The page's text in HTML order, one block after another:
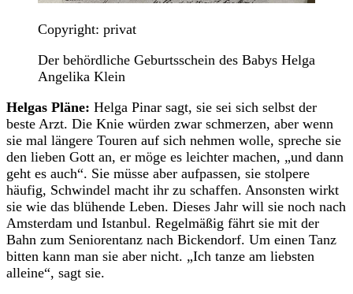
Copyright: privat
Der behördliche Geburtsschein des Babys Helga
Angelika Klein
Helgas Pläne: Helga Pinar sagt, sie sei sich selbst der
beste Arzt. Die Knie würden zwar schmerzen, aber wenn
sie mal längere Touren auf sich nehmen wolle, spreche sie
den lieben Gott an, er möge es leichter machen, „und dann
geht es auch“. Sie müsse aber aufpassen, sie stolpere
häufig, Schwindel macht ihr zu schaffen. Ansonsten wirkt
sie wie das blühende Leben. Dieses Jahr will sie noch nach
Amsterdam und Istanbul. Regelmäßig fährt sie mit der
Bahn zum Seniorentanz nach Bickendorf. Um einen Tanz
bitten kann man sie aber nicht. „Ich tanze am liebsten
alleine“, sagt sie.